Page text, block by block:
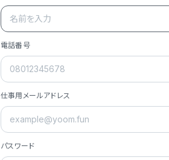
- **主力プロダクト「
メール対応、請求書
- **実績**: 国内利用
- **強み**: すべての自
- **ミッション**: 「
- **ビジョン**: 「
電話番号
仕事用メールアドレス
パスワード